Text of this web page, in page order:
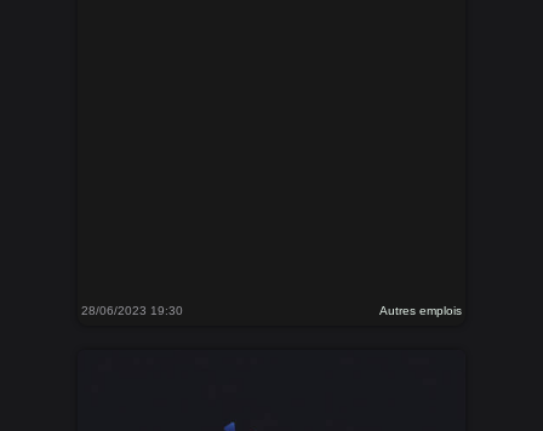
28/06/2023 19:30 Autres emplois